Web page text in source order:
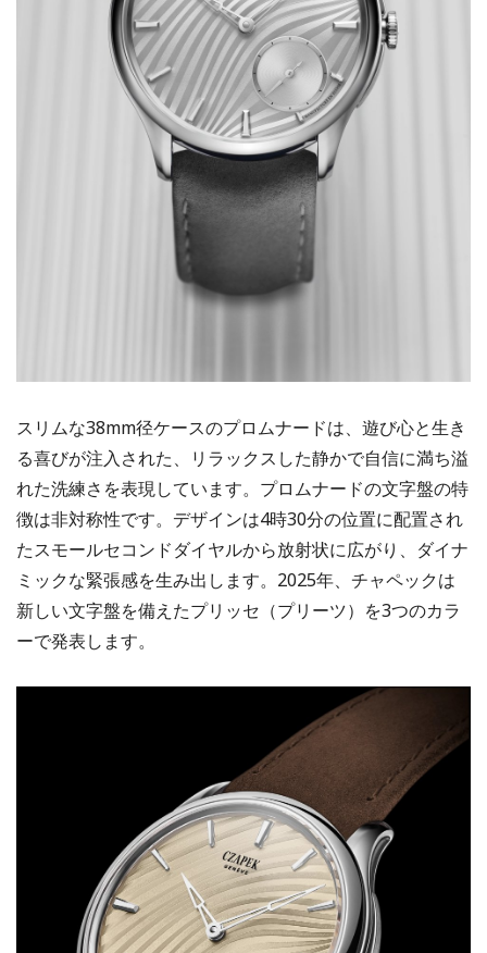
スリムな38mm径ケースのプロムナードは、遊び心と生き
る喜びが注入された、リラックスした静かで自信に満ち溢
れた洗練さを表現しています。プロムナードの文字盤の特
徴は非対称性です。デザインは4時30分の位置に配置され
たスモールセコンドダイヤルから放射状に広がり、ダイナ
ミックな緊張感を生み出します。2025年、チャペックは
新しい文字盤を備えたプリッセ（プリーツ）を3つのカラ
ーで発表します。